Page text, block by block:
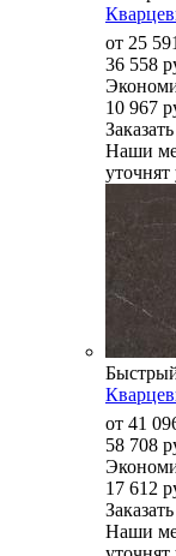
от 25
36 558
10 967
Наши
уточнят
от 41
58 708
17 612
Наши